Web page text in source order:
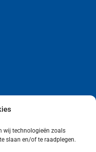
wij technologieën zoals
slaan en/of te raadplegen.